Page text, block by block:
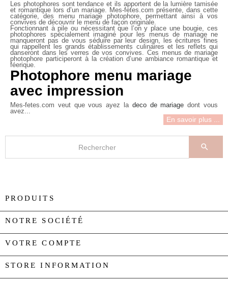
Les photophores sont tendance et ils apportent de la lumière tamisée
et romantique lors d’un mariage. Mes-fetes.com présente, dans cette
catégorie, des menu mariage photophore, permettant ainsi à vos
convives de découvrir le menu de façon originale.
Fonctionnant à pile ou nécessitant que l’on y place une bougie, ces
photophores spécialement imaginé pour les menus de mariage ne
manqueront pas de vous séduire par leur design, les écritures fines
qui rappellent les grands établissements culinaires et les reflets qui
danseront dans les verres de vos convives. Ces menus de mariage
photophore participeront à la création d’une ambiance romantique et
féerique.
Photophore menu mariage
avec impression
Mes-fetes.com veut que vous ayez la deco de mariage dont vous
avez...
En savoir plus ...

PRODUITS
NOTRE SOCIÉTÉ
VOTRE COMPTE
STORE INFORMATION